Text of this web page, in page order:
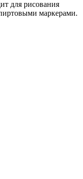
для рисования
маркерами.